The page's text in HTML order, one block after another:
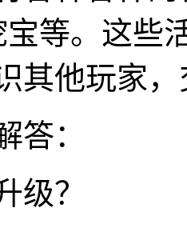
宝等。这些
其他玩家
答：
级？